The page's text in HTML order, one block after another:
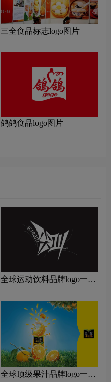
三全食品标志logo图片
鸽鸽食品logo图片
全球运动饮料品牌logo一
全球顶级果汁品牌logo一